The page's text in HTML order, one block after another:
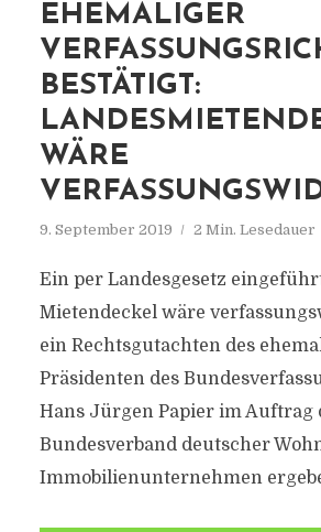
EHEMALIGER
BESTÄTIGT:
WÄRE
9. September 2019 2 Min. Lesedauer
Ein per Landesgesetz
Mietendeckel wäre
ein Rechtsgutachten des
Präsidenten des
Hans Jürgen Papier im Auftrag
Bundesverband deutscher
Immobilienunternehmen